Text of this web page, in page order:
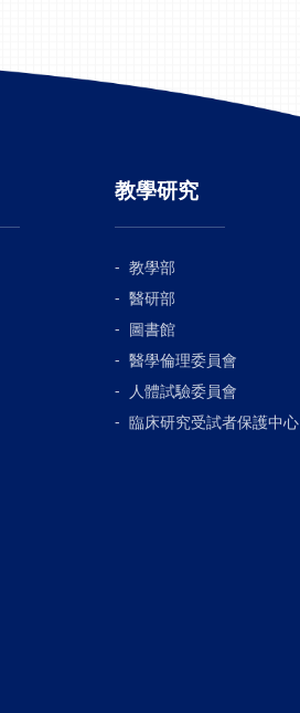
教學研究
教學部
醫研部
圖書館
醫學倫理委員會
人體試驗委員會
臨床研究受試者保護中心